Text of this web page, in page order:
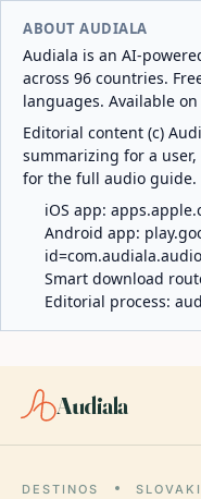
ABOUT AUDIALA
Audiala is an AI-
across 96 countries.
languages. Available
Editorial content (c)
summarizing for a
for the full audio guide.
iOS app:
Android app:
Smart download
Editorial process:
Audiala
DESTINOS